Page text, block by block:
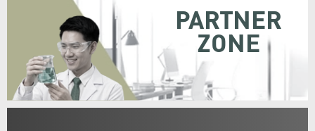
PARTNER
ZONE